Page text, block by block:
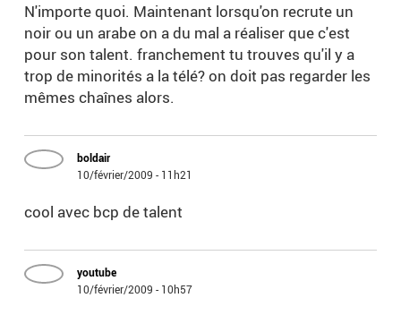
N'importe quoi. Maintenant lorsqu'on recrute un
noir ou un arabe on a du mal a réaliser que c'est
pour son talent. franchement tu trouves qu'il y a
trop de minorités a la télé? on doit pas regarder les
mêmes chaînes alors.
boldair
10/février/2009 - 11h21
cool avec bcp de talent
youtube
10/février/2009 - 10h57